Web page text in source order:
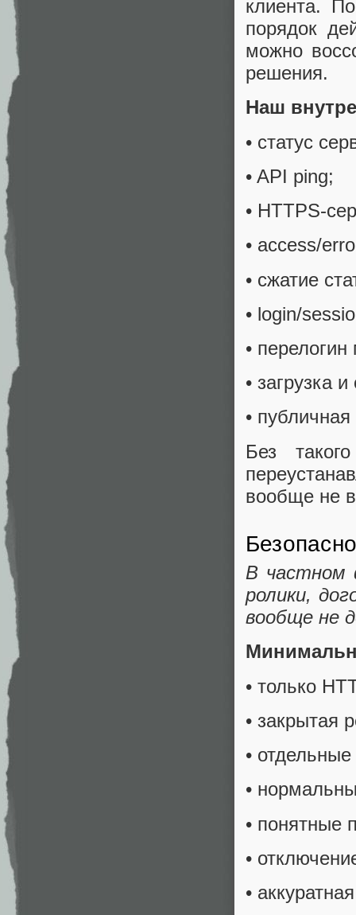
клиента.
порядок
можно
решения.
Наш
• статус
• API ping;
• HTTPS-
• access/
• сжатие
• login/
•
• загрузка
•
Без
вообще не
В частном
ролики,
вообще не
• только
• закрытая
•
•
• понятные
•
•